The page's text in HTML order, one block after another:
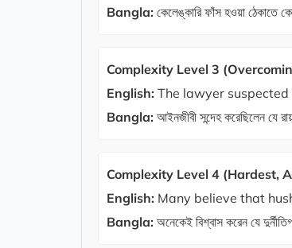
Bangla: কেলেঙ্কারি ফাঁস হওয়া ঠেকাতে
Complexity Level 3
English: The lawyer
Bangla: আইনজীবী সন্দেহ করেছিলেন যে
Complexity Level 4 (Hardest,
English: Many believe that
Bangla: অনেকেই বিশ্বাস করেন যে